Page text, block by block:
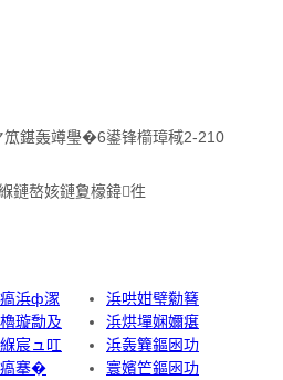
笟鍖轰竴璺�6鍙锋櫤璋稢2-210
鏈嶅姟鏈夐檺鍏徃
浜ф潈
璇勪及
宸ュ叿
搴�
浜哄姏璧勬簮
浜烘墠娴嬭瘎
浜轰簨鏂囦功
寰嬪笀鏂囦功